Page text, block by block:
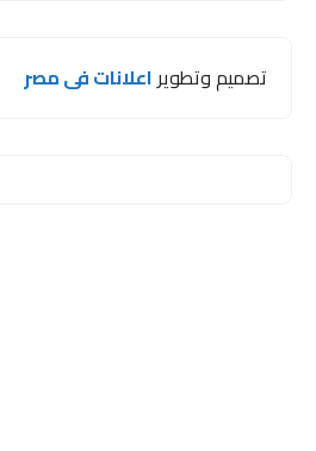
تصميم وتطويراعلانات فى مصر